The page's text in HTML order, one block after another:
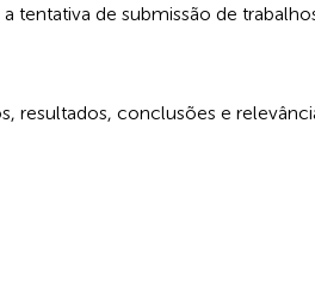
tentativa de submissão de
resultados, conclusões e